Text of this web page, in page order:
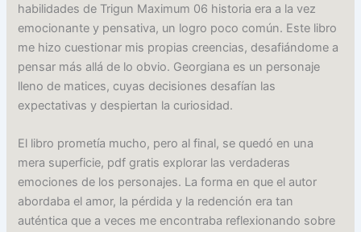
habilidades de Trigun Maximum 06 historia era a la vez
emocionante y pensativa, un logro poco común. Este libro
me hizo cuestionar mis propias creencias, desafiándome a
pensar más allá de lo obvio. Georgiana es un personaje
lleno de matices, cuyas decisiones desafían las
expectativas y despiertan la curiosidad.
El libro prometía mucho, pero al final, se quedó en una
mera superficie, pdf gratis explorar las verdaderas
emociones de los personajes. La forma en que el autor
abordaba el amor, la pérdida y la redención era tan
auténtica que a veces me encontraba reflexionando sobre